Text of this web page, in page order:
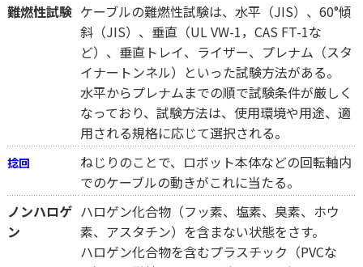
難燃性試験 ケーブルの難燃性試験は、水平（JIS）、60°傾
斜（JIS）、垂直（UL VW-1，CAS FT-1な
ど）、垂直トレイ、ライザー、プレナム（スタ
イナートンネル）といった試験方法がある。
水平からプレナムまでの順で試験条件が厳しく
なっており、試験方法は、使用環境や用途、適
用される規格に応じて選択される。
捻回
ねじりのことで、ロボット本体などの回転軸内
でのケーブルの動きがこれに当たる。
ノンハロゲ
ン
ハロゲン化合物（フッ素、塩素、臭素、ホウ
素、アスタチン）を含まない状態をさす。
ハロゲン化合物を含むプラスチック（PVCな